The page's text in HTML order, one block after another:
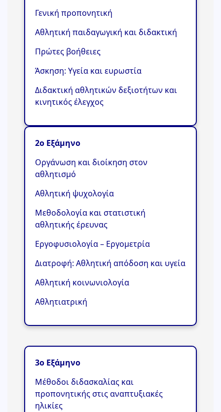
Γενική προπονητική
Αθλητική παιδαγωγική και διδακτική
Πρώτες βοήθειες
Άσκηση: Υγεία και ευρωστία
Διδακτική αθλητικών δεξιοτήτων και
κινητικός έλεγχος
2ο Εξάμηνο
Οργάνωση και διοίκηση στον
αθλητισμό
Αθλητική ψυχολογία
Μεθοδολογία και στατιστική
αθλητικής έρευνας
Εργοφυσιολογία – Εργομετρία
Διατροφή: Αθλητική απόδοση και υγεία
Αθλητική κοινωνιολογία
Αθλητιατρική
3ο Εξάμηνο
Μέθοδοι διδασκαλίας και
προπονητικής στις αναπτυξιακές
ηλικίες